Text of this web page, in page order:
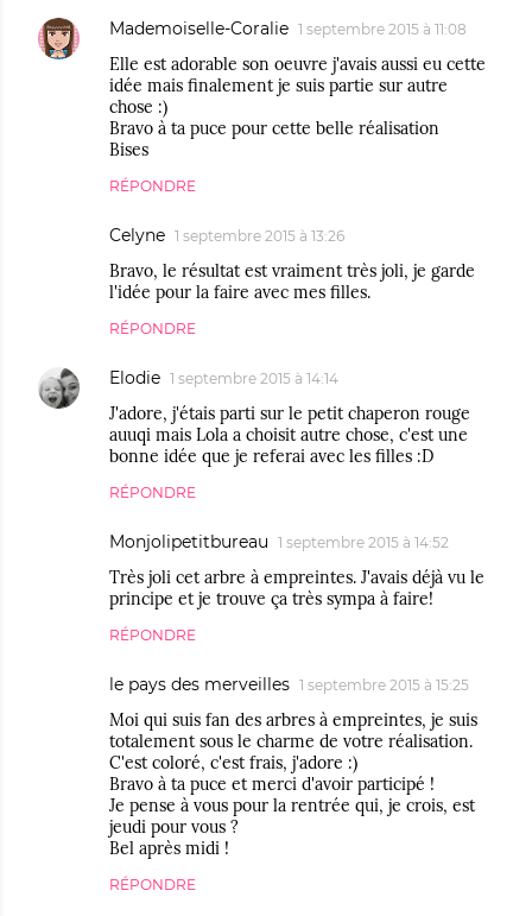
Mademoiselle-Coralie 1 septembre 2015 à 11:08
Elle est adorable son oeuvre j'avais aussi eu cette
idée mais finalement je suis partie sur autre
chose :)
Bravo à ta puce pour cette belle réalisation
Bises
RÉPONDRE
Celyne 1 septembre 2015 à 13:26
Bravo, le résultat est vraiment très joli, je garde
l'idée pour la faire avec mes filles.
RÉPONDRE
Elodie 1 septembre 2015 à 14:14
J'adore, j'étais parti sur le petit chaperon rouge
auuqi mais Lola a choisit autre chose, c'est une
bonne idée que je referai avec les filles :D
RÉPONDRE
Monjolipetitbureau 1 septembre 2015 à 14:52
Très joli cet arbre à empreintes. J'avais déjà vu le
principe et je trouve ça très sympa à faire!
RÉPONDRE
le pays des merveilles 1 septembre 2015 à 15:25
Moi qui suis fan des arbres à empreintes, je suis
totalement sous le charme de votre réalisation.
C'est coloré, c'est frais, j'adore :)
Bravo à ta puce et merci d'avoir participé !
Je pense à vous pour la rentrée qui, je crois, est
jeudi pour vous ?
Bel après midi !
RÉPONDRE